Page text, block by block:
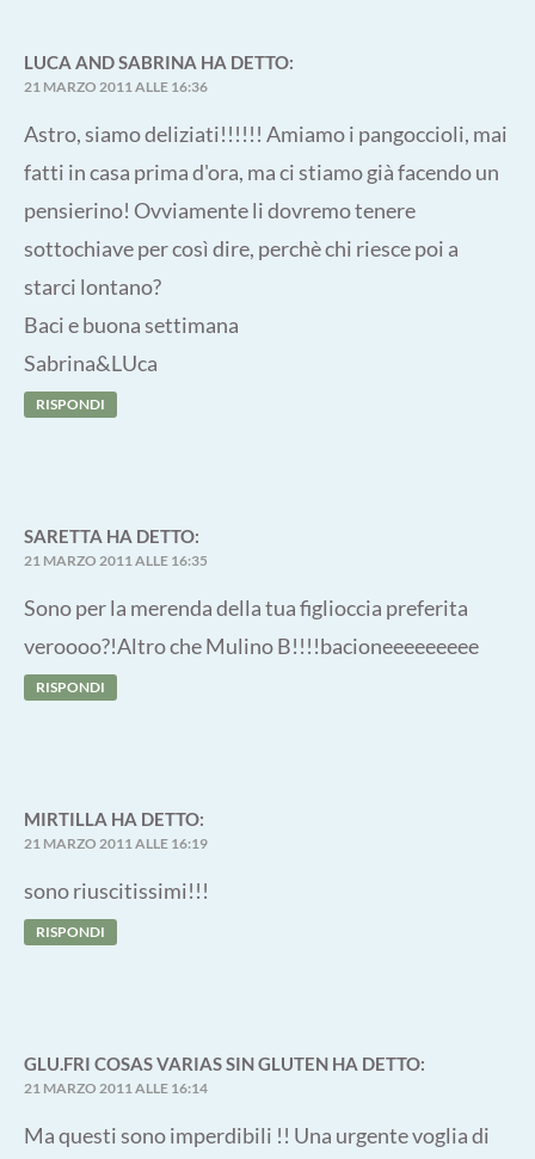
LUCA AND SABRINA HA DETTO:
21 MARZO 2011 ALLE 16:36
Astro, siamo deliziati!!!!!! Amiamo i pangoccioli, mai
fatti in casa prima d'ora, ma ci stiamo già facendo un
pensierino! Ovviamente li dovremo tenere
sottochiave per così dire, perchè chi riesce poi a
starci lontano?
Baci e buona settimana
Sabrina&LUca
RISPONDI
SARETTA HA DETTO:
21 MARZO 2011 ALLE 16:35
Sono per la merenda della tua figlioccia preferita
veroooo?!Altro che Mulino B!!!!bacioneeeeeeeee
RISPONDI
MIRTILLA HA DETTO:
21 MARZO 2011 ALLE 16:19
sono riuscitissimi!!!
RISPONDI
GLU.FRI COSAS VARIAS SIN GLUTEN HA DETTO:
21 MARZO 2011 ALLE 16:14
Ma questi sono imperdibili !! Una urgente voglia di